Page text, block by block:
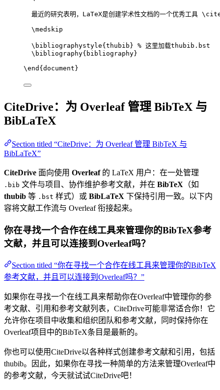
最近的研究表明，LaTeX是创建学术性文档的一个优秀工具
\medskip
\bibliographystyle{thubib} % 这里加载thubib.bst
\bibliography{bibliography}
\end { document }
CiteDrive：为 Overleaf 管理 BibTeX 与
BibLaTeX
Section titled “CiteDrive：为 Overleaf 管理 BibTeX 与
BibLaTeX”
CiteDrive 面向使用 Overleaf的 LaTeX 用户：在一处管理
.bib 文件与项目、协作维护参考文献，并在 BibTeX （如
thubib 等 .bst 样式）或 BibLaTeX 下保持引用一致。以下内
容将文献工作流与 Overleaf 衔接起来。
你在寻找一个合作在线工具来管理你的BibTeX参考
文献，并且可以连接到Overleaf吗？
Section titled “你在寻找一个合作在线工具来管理你的BibTeX
参考文献，并且可以连接到Overleaf吗？”
如果你在寻找一个在线工具来帮助你在Overleaf中管理你的参
考文献、引用和参考文献列表，CiteDrive可能非常适合你！它
允许你在项目中收集和组织团队和参考文献，同时保持你在
Overleaf项目中的BibTeX条目是最新的。
你也可以使用CiteDrive以各种样式创建参考文献和引用，包括
thubib。因此，如果你在寻找一种简单的方法来管理Overleaf中
的参考文献，今天就试试CiteDrive吧！